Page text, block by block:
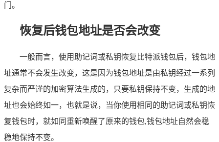
门。
恢复后钱包地址是否会改变
一般而言，使用助记词或私钥恢复比特派钱包后，钱包地
址通常不会发生改变，这是因为钱包地址是由私钥经过一系列
复杂而严谨的加密算法生成的，只要私钥保持不变，生成的地
址也会始终如一，也就是说，当你使用相同的助记词或私钥恢
复钱包时，就如同重新唤醒了原来的钱包,钱包地址自然会稳
稳地保持不变。